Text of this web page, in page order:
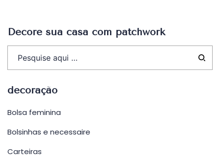
Decore sua casa com patchwork
decoração
Bolsa feminina
Bolsinhas e necessaire
Carteiras